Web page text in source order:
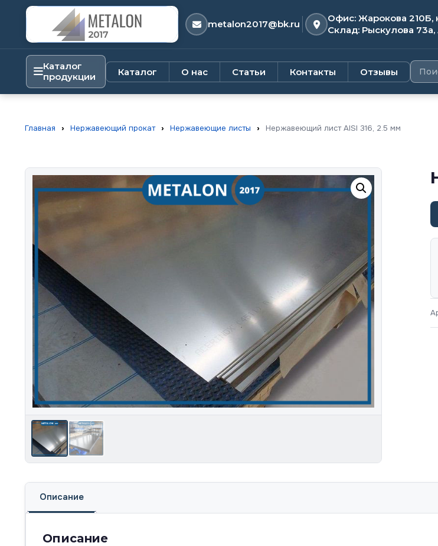
metalon2017@bk.ru
Офис: Жарокова 210Б,
Склад: Рыскулова
Каталог
продукции
Каталог О нас Статьи Контакты Отзывы
Главная › Нержавеющий прокат › Нержавеющие листы › Нержавеющий лист AISI 316, 2.5 мм
Описание
Описание